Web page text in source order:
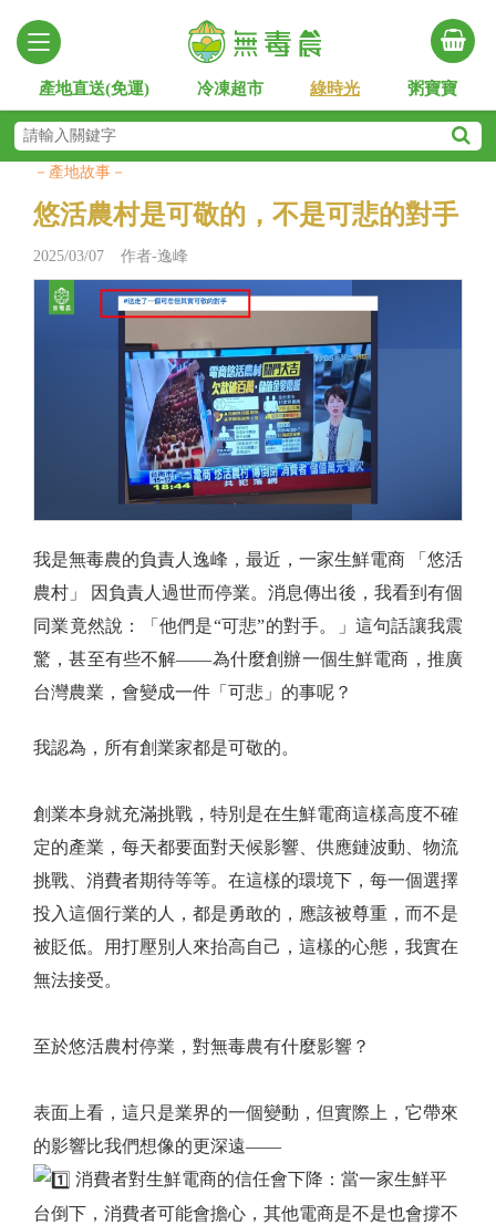
產地直送(免運) 冷凍超市 綠時光 粥寶寶
－產地故事－
悠活農村是可敬的，不是可悲的對手
2025/03/07 作者-逸峰
我是無毒農的負責人逸峰，最近，一家生鮮電商 「悠活
農村」 因負責人過世而停業。消息傳出後，我看到有個
同業竟然說：「他們是“可悲”的對手。」這句話讓我震
驚，甚至有些不解——為什麼創辦一個生鮮電商，推廣
台灣農業，會變成一件「可悲」的事呢？
我認為，所有創業家都是可敬的。
創業本身就充滿挑戰，特別是在生鮮電商這樣高度不確
定的產業，每天都要面對天候影響、供應鏈波動、物流
挑戰、消費者期待等等。在這樣的環境下，每一個選擇
投入這個行業的人，都是勇敢的，應該被尊重，而不是
被貶低。用打壓別人來抬高自己，這樣的心態，我實在
無法接受。
至於悠活農村停業，對無毒農有什麼影響？
表面上看，這只是業界的一個變動，但實際上，它帶來
的影響比我們想像的更深遠——
消費者對生鮮電商的信任會下降：當一家生鮮平
台倒下，消費者可能會擔心，其他電商是不是也會撐不